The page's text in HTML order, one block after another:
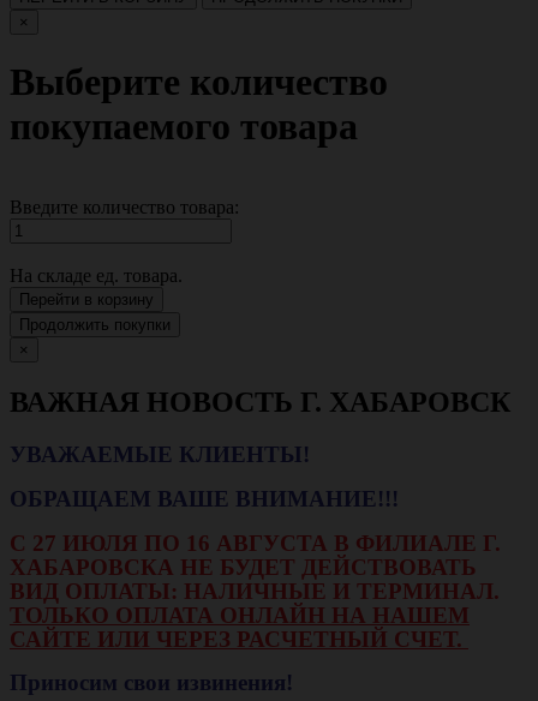
×
Выберите количество
покупаемого товара
Введите количество товара:
На складе ед. товара.
Перейти в корзину
Продолжить покупки
×
ВАЖНАЯ НОВОСТЬ Г. ХАБАРОВСК
УВАЖАЕМЫЕ КЛИЕНТЫ!
ОБРАЩАЕМ ВАШЕ ВНИМАНИЕ!!!
С 27 ИЮЛЯ ПО 16 АВГУСТА В ФИЛИАЛЕ Г.
ХАБАРОВСКА НЕ БУДЕТ ДЕЙСТВОВАТЬ
ВИД ОПЛАТЫ: НАЛИЧНЫЕ И ТЕРМИНАЛ.
ТОЛЬКО ОПЛАТА ОНЛАЙН НА НАШЕМ
САЙТЕ ИЛИ ЧЕРЕЗ РАСЧЕТНЫЙ СЧЕТ.
Приносим свои извинения!